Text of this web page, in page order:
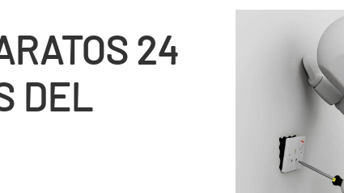
24
DEL